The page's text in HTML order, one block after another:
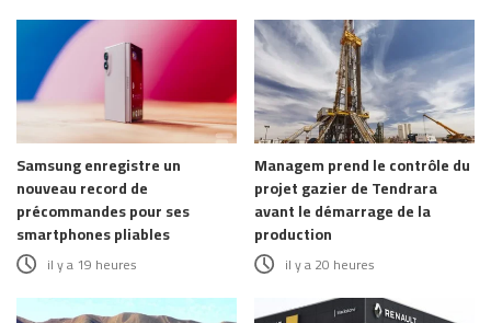
Samsung enregistre un
nouveau record de
précommandes pour ses
smartphones pliables
il y a 19 heures
Managem prend le contrôle du
projet gazier de Tendrara
avant le démarrage de la
production
il y a 20 heures